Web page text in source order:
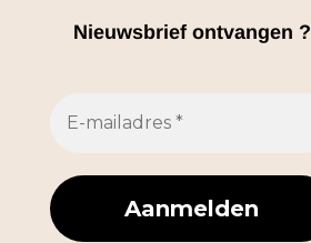
Nieuwsbrief ontvangen ?